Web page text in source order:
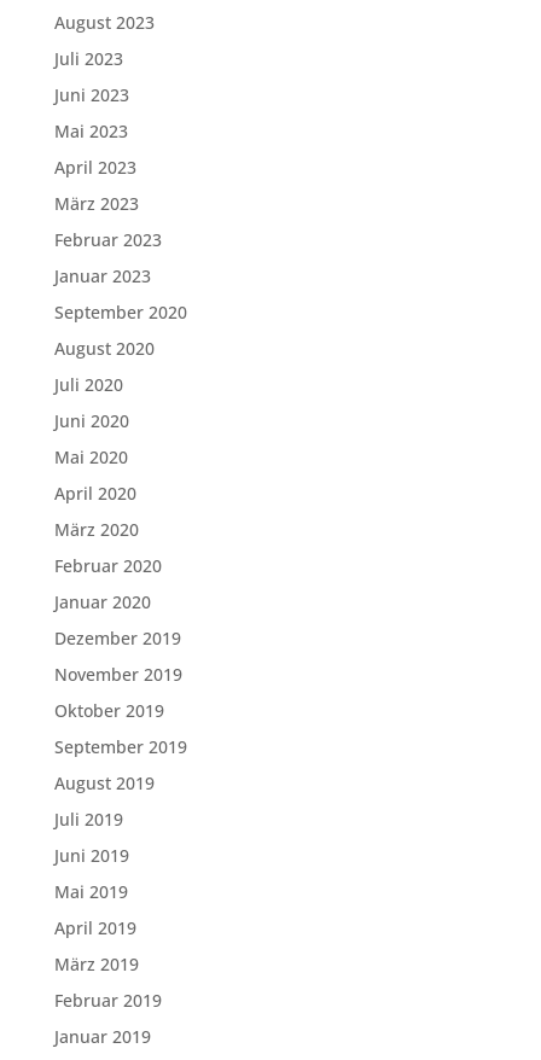
August 2023
Juli 2023
Juni 2023
Mai 2023
April 2023
März 2023
Februar 2023
Januar 2023
September 2020
August 2020
Juli 2020
Juni 2020
Mai 2020
April 2020
März 2020
Februar 2020
Januar 2020
Dezember 2019
November 2019
Oktober 2019
September 2019
August 2019
Juli 2019
Juni 2019
Mai 2019
April 2019
März 2019
Februar 2019
Januar 2019